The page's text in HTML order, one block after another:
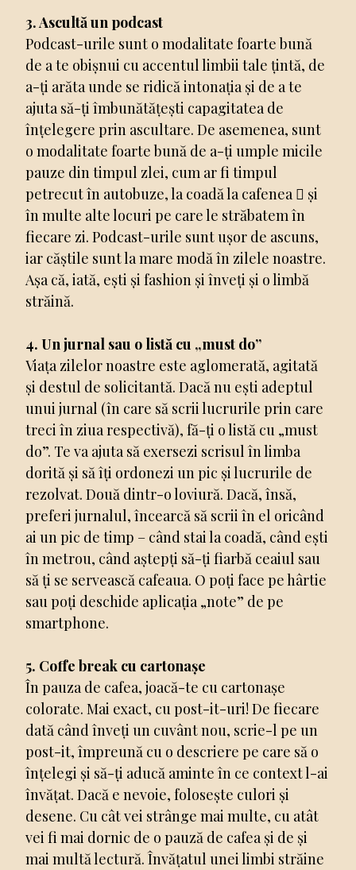
3. Ascultă un podcast
Podcast-urile sunt o modalitate foarte bună
de a te obișnui cu accentul limbii tale țintă, de
a-ți arăta unde se ridică intonația și de a te
ajuta să-ți îmbunătățești capagitatea de
înțelegere prin ascultare. De asemenea, sunt
o modalitate foarte bună de a-ți umple micile
pauze din timpul zlei, cum ar fi timpul
petrecut în autobuze, la coadă la cafenea  și
în multe alte locuri pe care le străbatem în
fiecare zi. Podcast-urile sunt ușor de ascuns,
iar căștile sunt la mare modă în zilele noastre.
Așa că, iată, ești și fashion și înveți și o limbă
străină.
4. Un jurnal sau o listă cu „must do”
Viața zilelor noastre este aglomerată, agitată
și destul de solicitantă. Dacă nu ești adeptul
unui jurnal (în care să scrii lucrurile prin care
treci în ziua respectivă), fă-ți o listă cu „must
do”. Te va ajuta să exersezi scrisul în limba
dorită și să îți ordonezi un pic și lucrurile de
rezolvat. Două dintr-o loviură. Dacă, însă,
preferi jurnalul, încearcă să scrii în el oricând
ai un pic de timp – când stai la coadă, când ești
în metrou, când aștepți să-ți fiarbă ceaiul sau
să ți se servească cafeaua. O poți face pe hârtie
sau poți deschide aplicația „note” de pe
smartphone.
5. Coffe break cu cartonașe
În pauza de cafea, joacă-te cu cartonașe
colorate. Mai exact, cu post-it-uri! De fiecare
dată când înveți un cuvânt nou, scrie-l pe un
post-it, împreună cu o descriere pe care să o
înțelegi și să-ți aducă aminte în ce context l-ai
învățat. Dacă e nevoie, folosește culori și
desene. Cu cât vei strânge mai multe, cu atât
vei fi mai dornic de o pauză de cafea și de și
mai multă lectură. Învățatul unei limbi străine